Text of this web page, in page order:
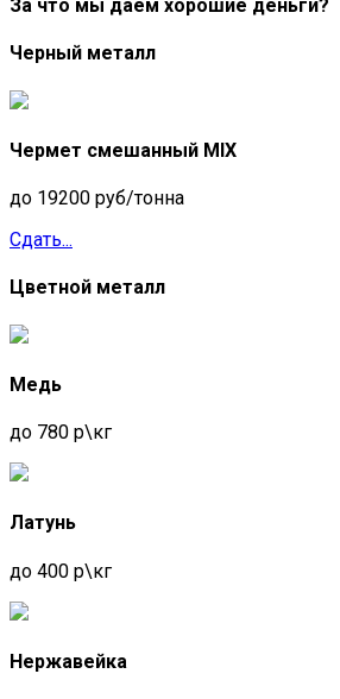
индивидуальный подход и
сотрудничества;
Прием черного металла
Скобелевская
Компания «Втормет» м. Улица
принимает черный металл в
Черные металлы представляют
железа с углеродом, включая
пространство. Эти отходы
принимаем чермет в любых
Вывоз черных металлов м.
количестве лома мы
За что мы даем хорошие деньги?
Черный металл
Чермет смешанный MIX
до 19200 руб/тонна
Сдать...
Цветной металл
Медь
до 780 р\кг
Латунь
до 400 р\кг
Нержавейка